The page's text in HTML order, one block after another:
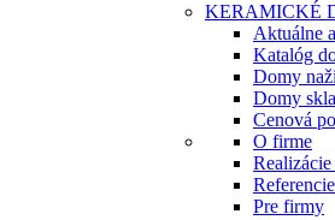
KERAMICKÉ
Aktuálne
Katalóg
Domy
Domy
Cenová
O firme
Referencie
Pre firmy